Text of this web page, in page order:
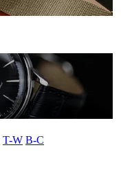
T-W В-С